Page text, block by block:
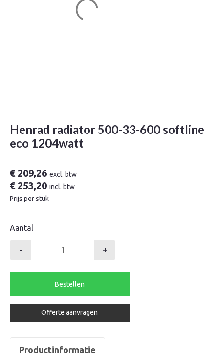
Henrad radiator 500-33-600 softline
eco 1204watt
€209,26 excl. btw
€253,20 incl. btw
Prijs per stuk
Aantal
-
33-
softline
1204watt
+
Bestellen
Offerte aanvragen
Productinformatie